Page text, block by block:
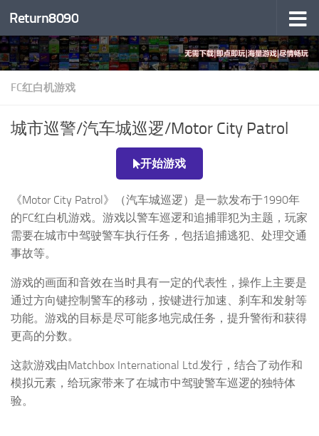
跳至内容
Return8090
FC红白机游戏
城市巡警/汽车城巡逻/Motor City Patrol
开始游戏
《Motor City Patrol》（汽车城巡逻）是一款发布于1990年
的FC红白机游戏。游戏以警车巡逻和追捕罪犯为主题，玩家
需要在城市中驾驶警车执行任务，包括追捕逃犯、处理交通
事故等。
游戏的画面和音效在当时具有一定的代表性，操作上主要是
通过方向键控制警车的移动，按键进行加速、刹车和发射等
功能。游戏的目标是尽可能多地完成任务，提升警衔和获得
更高的分数。
这款游戏由Matchbox International Ltd.发行，结合了动作和
模拟元素，给玩家带来了在城市中驾驶警车巡逻的独特体
验。